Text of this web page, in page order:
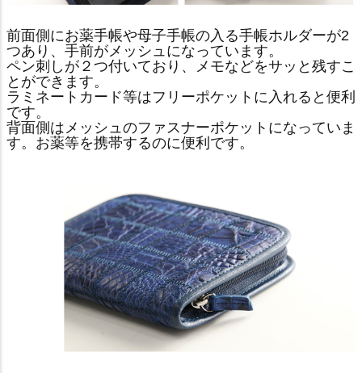
前面側にお薬手帳や母子手帳の入る手帳ホルダーが2
つあり、手前がメッシュになっています。
ペン刺しが２つ付いており、メモなどをサッと残すこ
とができます。
ラミネートカード等はフリーポケットに入れると便利
です。
背面側はメッシュのファスナーポケットになっていま
す。お薬等を携帯するのに便利です。